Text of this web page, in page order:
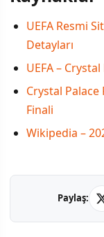
UEFA Resmi
Detayları
UEFA –
Crystal Palace
Finali
Wikipedia –
Paylaş: